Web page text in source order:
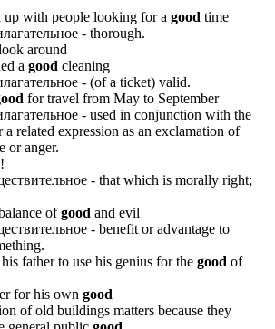
up with people looking for a good time
- thorough.
around
a good cleaning
- (of a ticket) valid.
for travel from May to September
- used in conjunction with the
related expression as an exclamation of
or anger.
- that which is morally right;
ofgood and evil
- benefit or advantage to
father to use his genius for the good of
for his own good
of old buildings matters because they